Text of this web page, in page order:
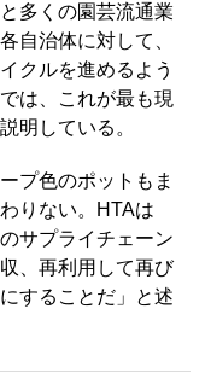
多くの園芸流通業
自治体に対して、
クルを進めるよう
は、これが最も現
明している。
プ色のポットもま
りない。HTAは
サプライチェーン
、再利用して再び
することだ」と述